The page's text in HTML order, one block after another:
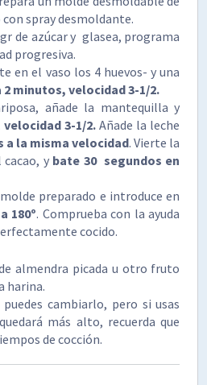
spray desmoldante.
de azúcar y glasea, programa
progresiva.
en el vaso los 4 huevos- y una
minutos, velocidad 3-1/2.
añade la mantequilla y
3-1/2. Añade la leche
a la misma velocidad. Vierte la
ybate 30 segundos en
preparado e introduce en
180º. Comprueba con la ayuda
cocido.
almendra picada u otro fruto
harina.
cambiarlo, pero si usas
más alto, recuerda que
de cocción.